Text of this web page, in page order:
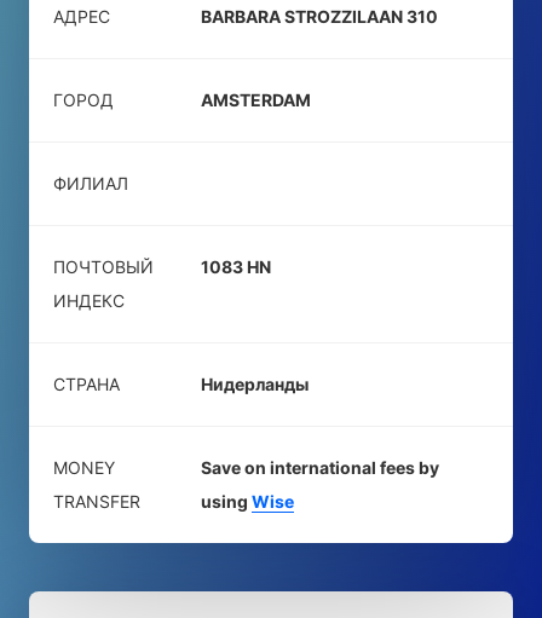
АДРЕС BARBARA STROZZILAAN 310
ГОРОД AMSTERDAM
ФИЛИАЛ
ПОЧТОВЫЙ
ИНДЕКС
1083 HN
СТРАНА Нидерланды
MONEY
TRANSFER
Save on international fees by
using Wise